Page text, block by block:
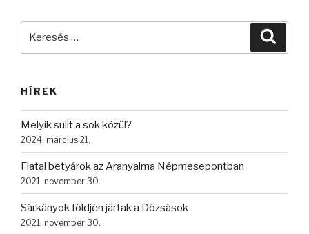
HÍREK
Melyik sulit a sok közül?
2024. március 21.
Fiatal betyárok az Aranyalma Népmesepontban
2021. november 30.
Sárkányok földjén jártak a Dózsások
2021. november 30.